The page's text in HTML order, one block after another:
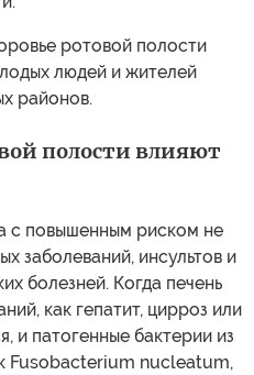
ротовой полости
людей и жителей
районов.
полости влияют
с повышенным риском не
заболеваний, инсультов и
болезней. Когда печень
как гепатит, цирроз или
и патогенные бактерии из
Fusobacterium nucleatum,